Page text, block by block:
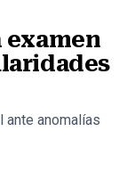
examen
ante anomalías